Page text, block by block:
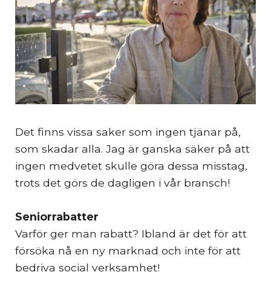
Det finns vissa saker som ingen tjänar på,
som skadar alla. Jag är ganska säker på att
ingen medvetet skulle göra dessa misstag,
trots det görs de dagligen i vår bransch!
Seniorrabatter
Varför ger man rabatt? Ibland är det för att
försöka nå en ny marknad och inte för att
bedriva social verksamhet!